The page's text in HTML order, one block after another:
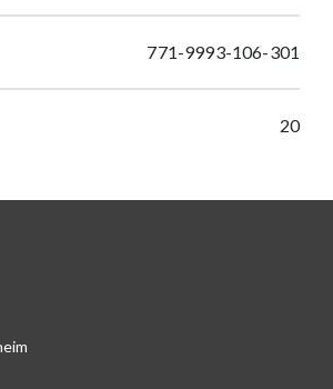
771-9993-106-301
20